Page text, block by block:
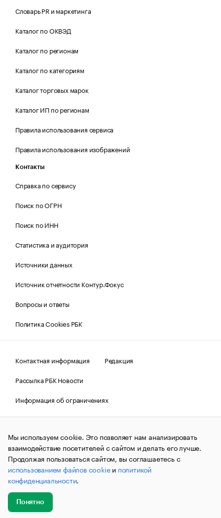
Словарь PR и маркетинга
Каталог по ОКВЭД
Каталог по регионам
Каталог по категориям
Каталог торговых марок
Каталог ИП по регионам
Правила использования сервиса
Правила использования изображений
Контакты
Справка по сервису
Поиск по ОГРН
Поиск по ИНН
Статистика и аудитория
Источники данных
Источник отчетности Контур.Фокус
Вопросы и ответы
Политика Cookies РБК
Контактная информация
Редакция
Рассылка РБК Новости
Информация об ограничениях
Правовая информация
О соблюдении авторских прав
© АО «РОСБИЗНЕСКОНСАЛТИНГ»,1995–2026.Сообщения
и материалы информационного агентства «РБК»
(зарегистрировано Федеральной службой по надзору в сфере
связи, информационных технологий и массовых
коммуникаций (Роскомнадзор) 09.12.2015 за номером ИА
№ФС77-63848) сопровождаются пометкой «РБК». Отдельные
публикации могут содержать информацию,
не предназначенную для пользователей
до 18 лет.
Мы используем cookie. Это позволяет нам анализировать
взаимодействие посетителей с сайтом и делать его лучше.
Продолжая пользоваться сайтом, вы соглашаетесь с
использованием файлов cookieи политикой
конфиденциальности.
Понятно